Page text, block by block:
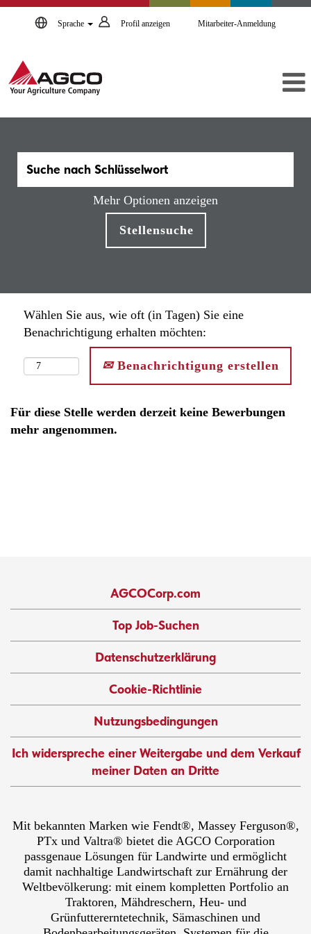
Sprache Profil anzeigen Mitarbeiter-Anmeldung
Mehr Optionen anzeigen
Wählen Sie aus, wie oft (in Tagen) Sie eine
Benachrichtigung erhalten möchten:
Benachrichtigung erstellen
Für diese Stelle werden derzeit keine Bewerbungen
mehr angenommen.
AGCOCorp.com
Top Job-Suchen
Datenschutzerklärung
Cookie-Richtlinie
Nutzungsbedingungen
Ich widerspreche einer Weitergabe und dem Verkauf
meiner Daten an Dritte
Mit bekannten Marken wie Fendt®, Massey Ferguson®,
PTx und Valtra® bietet die AGCO Corporation
passgenaue Lösungen für Landwirte und ermöglicht
damit nachhaltige Landwirtschaft zur Ernährung der
Weltbevölkerung: mit einem kompletten Portfolio an
Traktoren, Mähdreschern, Heu- und
Grünfuttererntetechnik, Sämaschinen und